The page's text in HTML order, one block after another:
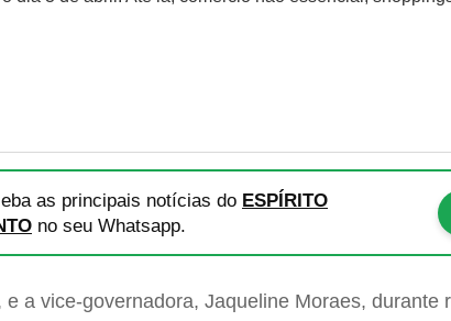
as principais notícias do ESPÍRITO
no seu Whatsapp.